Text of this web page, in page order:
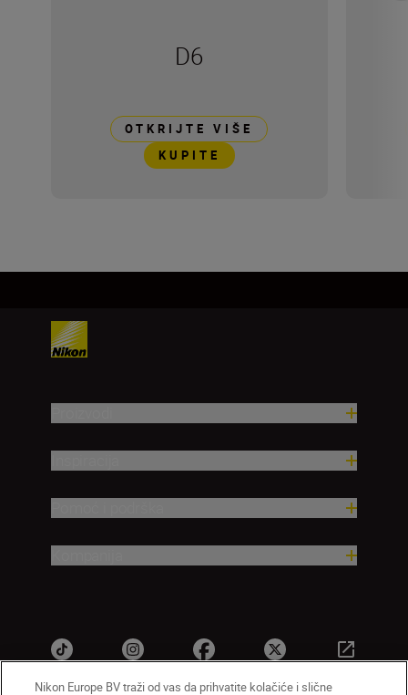
D6
OTKRIJTE VIŠE
KUPITE
Nikon Europe BV traži od vas da prihvatite kolačiće i slične